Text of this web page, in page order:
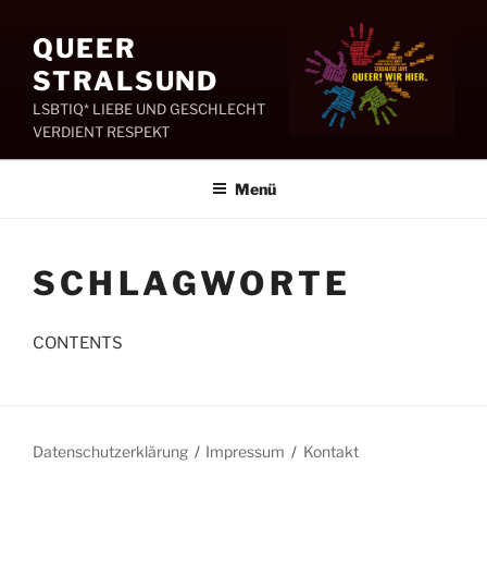
Inhalt
springenQUEER
STRALSUND
LSBTIQ* LIEBE UND GESCHLECHT
VERDIENT RESPEKT
Menü
SCHLAGWORTE
CONTENTS
Datenschutzerklärung Impressum Kontakt